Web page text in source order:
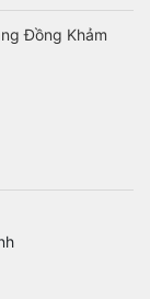
Đồng Khảm